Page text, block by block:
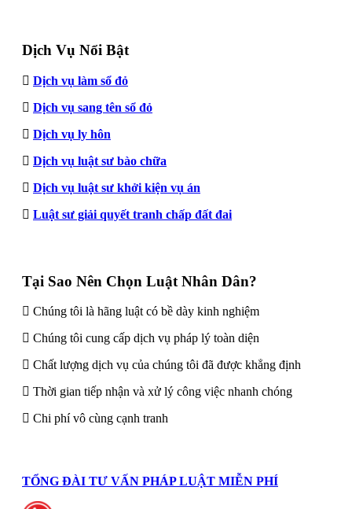
Dịch Vụ Nổi Bật
Dịch vụ làm sổ đỏ
Dịch vụ sang tên sổ đỏ
Dịch vụ ly hôn
Dịch vụ luật sư bào chữa
Dịch vụ luật sư khởi kiện vụ án
Luật sư giải quyết tranh chấp đất đai
Tại Sao Nên Chọn Luật Nhân Dân?
Chúng tôi là hãng luật có bề dày kinh nghiệm
Chúng tôi cung cấp dịch vụ pháp lý toàn diện
Chất lượng dịch vụ của chúng tôi đã được khẳng định
Thời gian tiếp nhận và xử lý công việc nhanh chóng
Chi phí vô cùng cạnh tranh
TỔNG ĐÀI TƯ VẤN PHÁP LUẬT MIỄN PHÍ